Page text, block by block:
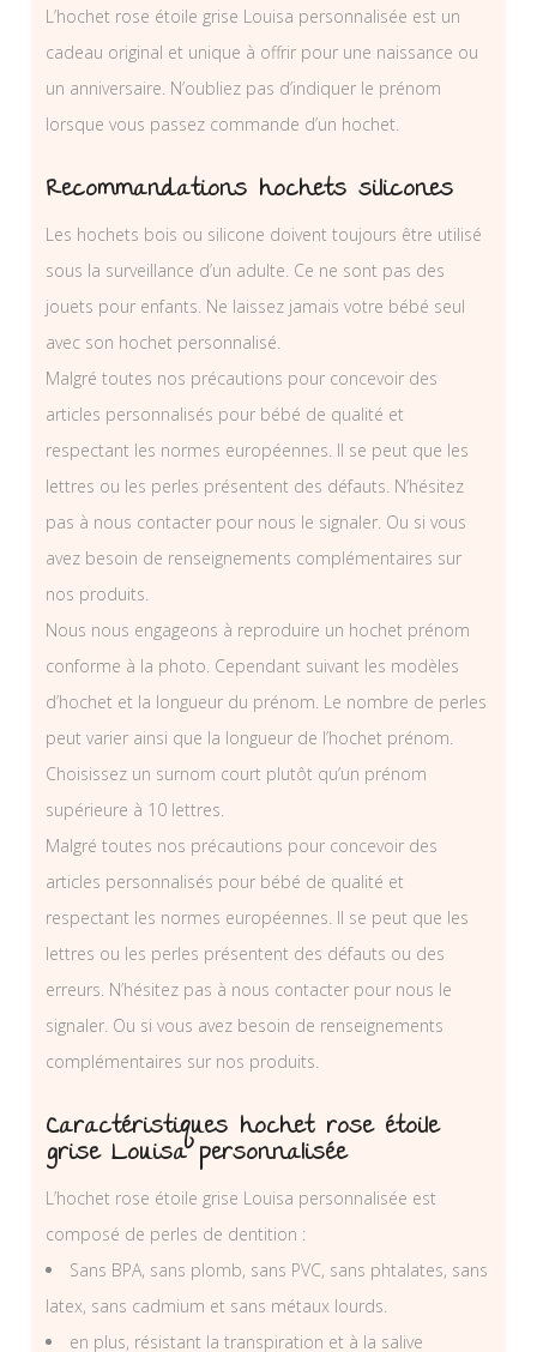
L’hochet rose étoile grise Louisa personnalisée est un
cadeau original et unique à offrir pour une naissance ou
un anniversaire. N’oubliez pas d’indiquer le prénom
lorsque vous passez commande d’un hochet.
Recommandations hochets silicones
Les hochets bois ou silicone doivent toujours être utilisé
sous la surveillance d’un adulte. Ce ne sont pas des
jouets pour enfants. Ne laissez jamais votre bébé seul
avec son hochet personnalisé.
Malgré toutes nos précautions pour concevoir des
articles personnalisés pour bébé de qualité et
respectant les normes européennes. Il se peut que les
lettres ou les perles présentent des défauts. N’hésitez
pas à nous contacter pour nous le signaler. Ou si vous
avez besoin de renseignements complémentaires sur
nos produits.
Nous nous engageons à reproduire un hochet prénom
conforme à la photo. Cependant suivant les modèles
d’hochet et la longueur du prénom. Le nombre de perles
peut varier ainsi que la longueur de l’hochet prénom.
Choisissez un surnom court plutôt qu’un prénom
supérieure à 10 lettres.
Malgré toutes nos précautions pour concevoir des
articles personnalisés pour bébé de qualité et
respectant les normes européennes. Il se peut que les
lettres ou les perles présentent des défauts ou des
erreurs. N’hésitez pas à nous contacter pour nous le
signaler. Ou si vous avez besoin de renseignements
complémentaires sur nos produits.
Caractéristiques hochet rose étoile
grise Louisa personnalisée
L’hochet rose étoile grise Louisa personnalisée est
composé de perles de dentition :
Sans BPA, sans plomb, sans PVC, sans phtalates, sans
latex, sans cadmium et sans métaux lourds.
en plus, résistant la transpiration et à la salive